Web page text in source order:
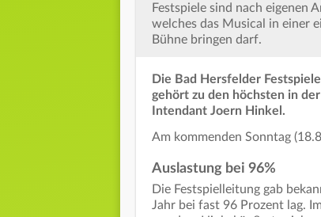
Festspiele sind nach eigenen
welches das Musical in einer
Bühne bringen darf.
Die Bad Hersfelder
gehört zu den höchsten in
Intendant Joern Hinkel.
Am kommenden Sonntag
Auslastung bei 96%
Die Festspielleitung gab
Jahr bei fast 96 Prozent lag.